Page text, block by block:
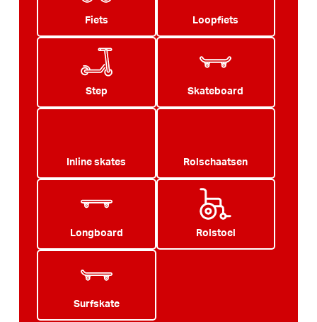
Fiets Loopfiets
Step Skateboard
Inline skates Rolschaatsen
Longboard Rolstoel
Surfskate